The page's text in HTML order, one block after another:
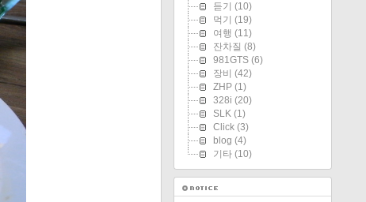
듣기 (10)
먹기 (19)
여행 (11)
잔차질 (8)
981GTS(6)
장비 (42)
ZHP(1)
328i (20)
SLK(1)
Click(3)
blog (4)
기타(10)